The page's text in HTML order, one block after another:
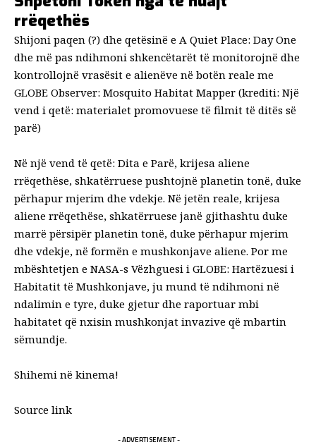
rrëqethës
Shijoni paqen (?) dhe qetësinë e A Quiet Place: Day One
dhe më pas ndihmoni shkencëtarët të monitorojnë dhe
kontrollojnë vrasësit e alienëve në botën reale me
GLOBE Observer: Mosquito Habitat Mapper (krediti: Një
vend i qetë: materialet promovuese të filmit të ditës së
parë)
Në një vend të qetë: Dita e Parë, krijesa aliene
rrëqethëse, shkatërruese pushtojnë planetin tonë, duke
përhapur mjerim dhe vdekje. Në jetën reale, krijesa
aliene rrëqethëse, shkatërruese janë gjithashtu duke
marrë përsipër planetin tonë, duke përhapur mjerim
dhe vdekje, në formën e mushkonjave aliene. Por me
mbështetjen e NASA-s Vëzhguesi i GLOBE: Hartëzuesi i
Habitatit të Mushkonjave, ju mund të ndihmoni në
ndalimin e tyre, duke gjetur dhe raportuar mbi
habitatet që nxisin mushkonjat invazive që mbartin
sëmundje.
Shihemi në kinema!
Source link
- ADVERTISEMENT -